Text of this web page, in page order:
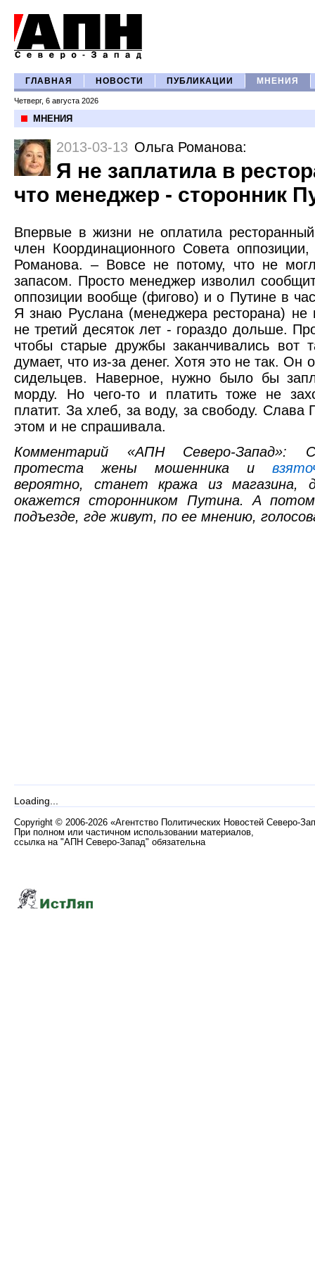
ГЛАВНАЯ НОВОСТИ ПУБЛИКАЦИИ МНЕНИЯ
Четверг, 6 августа 2026
МНЕНИЯ
2013-03-13 Ольга Романова:
Я не заплатила в
что менеджер - сторонник
Впервые в жизни не оплатила
член Координационного Совета
Романова. – Вовсе не потому, что не
запасом. Просто менеджер изволил
оппозиции вообще (фигово) и о Путине в
Я знаю Руслана (менеджера ресторана)
не третий десяток лет - гораздо дольше.
чтобы старые дружбы заканчивались вот
думает, что из-за денег. Хотя это не так. Он
сидельцев. Наверное, нужно было бы
морду. Но чего-то и платить тоже не
платит. За хлеб, за воду, за свободу. Слава
этом и не спрашивала.
Комментарий «АПН Северо-Запад»:
протеста жены мошенника и
вероятно, станет кража из магазина,
окажется сторонником Путина. А
подъезде, где живут, по ее мнению,
Loading...
Copyright © 2006-2026 «Агентство Политических Новостей Северо-
При полном или частичном использовании материалов,
ссылка на "АПН Северо-Запад" обязательна